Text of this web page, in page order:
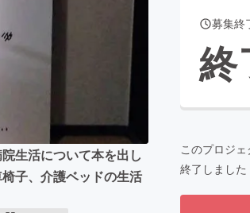
for Social Good
CAMPFIRE Creation
ふるさと納税
生活について本を出し
子、介護ベッドの生活
募集終
終
このプロジ
終了しました